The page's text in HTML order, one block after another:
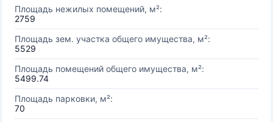
Площадь нежилых помещений, м²:
2759
Площадь зем. участка общего имущества, м²:
5529
Площадь помещений общего имущества, м²:
5499.74
Площадь парковки, м²:
70